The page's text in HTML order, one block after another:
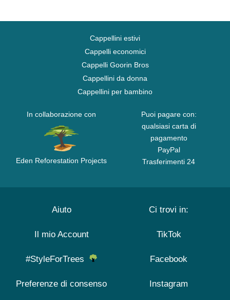
Cappellini estivi
Cappelli economici
Cappelli Goorin Bros
Cappellini da donna
Cappellini per bambino
In collaborazione con
Eden Reforestation Projects
Puoi pagare con:
qualsiasi carta di
pagamento
PayPal
Trasferimenti 24
Aiuto
Il mio Account
#StyleForTrees
Preferenze di consenso
Ci trovi in:
TikTok
Facebook
Instagram